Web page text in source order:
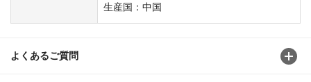
生産国：中国
よくあるご質問